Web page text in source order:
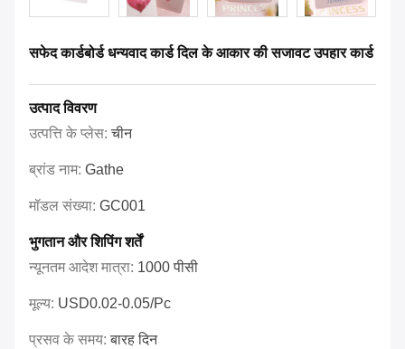
सफेद कार्डबोर्ड धन्यवाद कार्ड दिल के आकार की सजावट उपहार कार्ड
उत्पाद विवरण
उत्पत्ति के प्लेस:चीन
ब्रांड नाम: Gathe
मॉडल संख्या: GC001
भुगतान और शिपिंग शर्तें
न्यूनतम आदेश मात्रा: 1000 पीसी
मूल्य: USD0.02-0.05/pc
प्रसव के समय:बारह दिन